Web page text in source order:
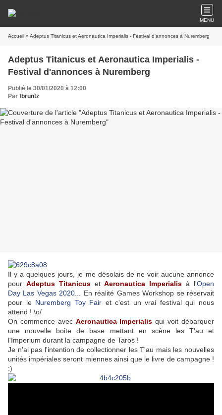
MENU
Accueil » Adeptus Titanicus et Aeronautica Imperialis - Festival d'annonces à Nuremberg
Adeptus Titanicus et Aeronautica Imperialis -
Festival d'annonces à Nuremberg
Publié le 30/01/2020 à 12:00
Par fbruntz
Il y a quelques jours, je me désolais de ne voir aucune annonce
pour Adeptus TitanicusetAeronautica Imperialis à l'Open
Day Las Vegas 2020 ... En réalité Games Workshop se réservait
pour le Nuremberg Toy Fair et c'est un vrai festival qui nous
attend ! \o/
On commence avec Aeronautica Imperialis qui voit débarquer
une nouvelle boite de base mettant en scène les T'au et
l'Imperium durant la campagne de Taros !
Je n'ai pas l'intention de collectionner les T'au mais les nouvelles
unités impériales seront miennes ainsi que le livre de campagne !
:)